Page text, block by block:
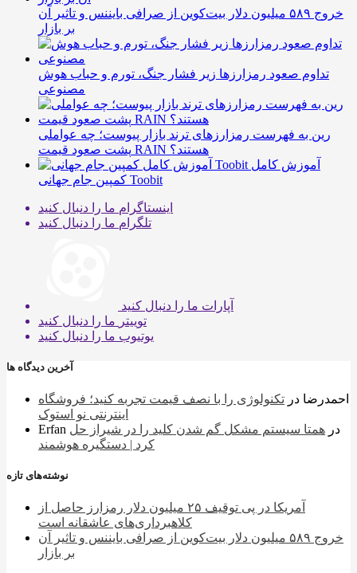
خروج ۵۸۹ میلیون دلار بیت‌کوین از صرافی بایننس و تاثیر آن
بر بازار
تداوم صعود رمزارزها زیر فشار جنگ، تورم و حباب هوش
مصنوعی
رین به فهرست رمزارزهای ترند بازار پیوست؛ چه عواملی
پشت صعود قیمت RAIN هستند؟
آموزش کامل
کمپین جام جهانی Toobit
اینستاگرام ما را دنبال کنید
تلگرام ما را دنبال کنید
آپارات ما را دنبال کنید
توییتر ما را دنبال کنید
یوتیوب ما را دنبال کنید
آخرین دیدگاه ها
احمدرضا در تکنولوژی را با نصف قیمت تجربه کنید؛ فروشگاه
اینترنتی نو استوک
Erfan
در همتا سیستم مشکل گم شدن کلید را در شیراز حل
کرد | دستگیره هوشمند
نوشته‌های تازه
آمریکا در پی توقیف ۲۵ میلیون دلار رمزارز حاصل از
کلاهبرداری‌های عاشقانه است
خروج ۵۸۹ میلیون دلار بیت‌کوین از صرافی بایننس و تاثیر آن
بر بازار